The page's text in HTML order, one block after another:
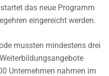
das neue Programm
eingereicht werden.
mussten mindestens drei
Unternehmen nahmen im